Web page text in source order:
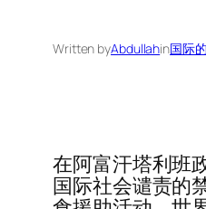
Written byAbdullahin国际的
在阿富汗塔利班
国际社会谴责的